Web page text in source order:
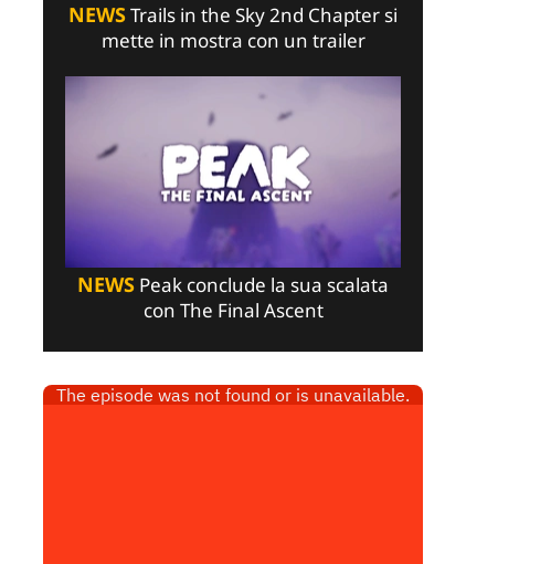
NEWSTrails in the Sky 2nd Chapter si
mette in mostra con un trailer
NEWS Peak conclude la sua scalata
con The Final Ascent